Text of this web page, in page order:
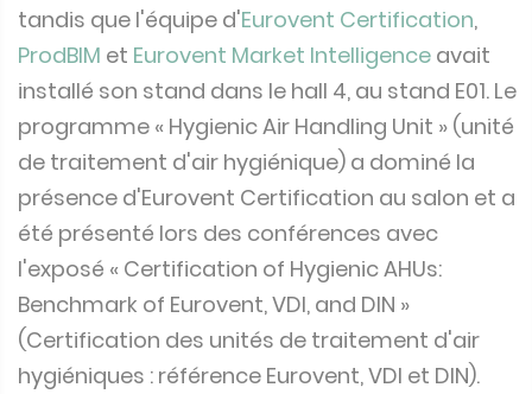
tandis que l'équipe d'Eurovent Certification,
ProdBIM et Eurovent Market Intelligence avait
installé son stand dans le hall 4, au stand E01. Le
programme « Hygienic Air Handling Unit » (unité
de traitement d'air hygiénique) a dominé la
présence d'Eurovent Certification au salon et a
été présenté lors des conférences avec
l'exposé « Certification of Hygienic AHUs:
Benchmark of Eurovent, VDI, and DIN »
(Certification des unités de traitement d'air
hygiéniques : référence Eurovent, VDI et DIN).